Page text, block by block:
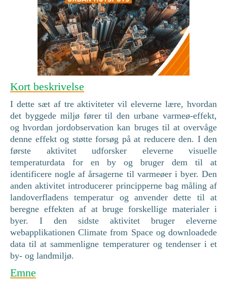
Kort beskrivelse
I dette sæt af tre aktiviteter vil eleverne lære, hvordan
det byggede miljø fører til den urbane varmeø-effekt,
og hvordan jordobservation kan bruges til at overvåge
denne effekt og støtte forsøg på at reducere den. I den
første aktivitet udforsker eleverne visuelle
temperaturdata for en by og bruger dem til at
identificere nogle af årsagerne til varmeøer i byer. Den
anden aktivitet introducerer principperne bag måling af
landoverfladens temperatur og anvender dette til at
beregne effekten af at bruge forskellige materialer i
byer. I den sidste aktivitet bruger eleverne
webapplikationen Climate from Space og downloadede
data til at sammenligne temperaturer og tendenser i et
by- og landmiljø.
Emne